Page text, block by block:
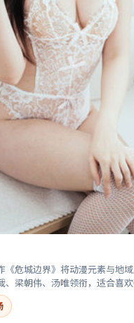
《危城边界》将动漫元素与地
、梁朝伟、汤唯领衔，适合喜欢